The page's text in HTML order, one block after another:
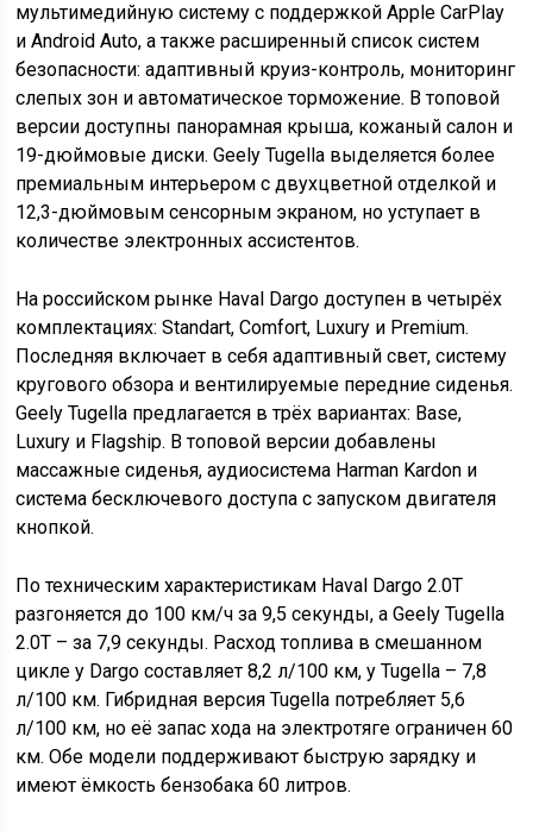
мультимедийную систему с поддержкой Apple CarPlay
и Android Auto, а также расширенный список систем
безопасности: адаптивный круиз-контроль, мониторинг
слепых зон и автоматическое торможение. В топовой
версии доступны панорамная крыша, кожаный салон и
19-дюймовые диски. Geely Tugella выделяется более
премиальным интерьером с двухцветной отделкой и
12,3-дюймовым сенсорным экраном, но уступает в
количестве электронных ассистентов.
На российском рынке Haval Dargo доступен в четырёх
комплектациях: Standart, Comfort, Luxury и Premium.
Последняя включает в себя адаптивный свет, систему
кругового обзора и вентилируемые передние сиденья.
Geely Tugella предлагается в трёх вариантах: Base,
Luxury и Flagship. В топовой версии добавлены
массажные сиденья, аудиосистема Harman Kardon и
система бесключевого доступа с запуском двигателя
кнопкой.
По техническим характеристикам Haval Dargo 2.0T
разгоняется до 100 км/ч за 9,5 секунды, а Geely Tugella
2.0T – за 7,9 секунды. Расход топлива в смешанном
цикле у Dargo составляет 8,2 л/100 км, у Tugella – 7,8
л/100 км. Гибридная версия Tugella потребляет 5,6
л/100 км, но её запас хода на электротяге ограничен 60
км. Обе модели поддерживают быструю зарядку и
имеют ёмкость бензобака 60 литров.